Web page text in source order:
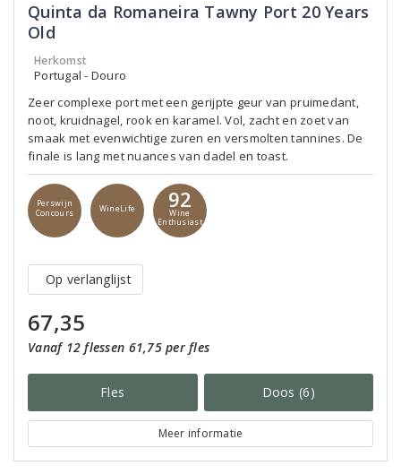
Quinta da Romaneira Tawny Port 20 Years
Old
Herkomst
Portugal - Douro
Zeer complexe port met een gerijpte geur van pruimedant,
noot, kruidnagel, rook en karamel. Vol, zacht en zoet van
smaak met evenwichtige zuren en versmolten tannines. De
finale is lang met nuances van dadel en toast.
Perswijn
Concours
WineLife 92
Wine
Enthusiast
Op verlanglijst
67,35
Vanaf 12 flessen 61,75 per fles
Fles Doos (6)
Meer informatie